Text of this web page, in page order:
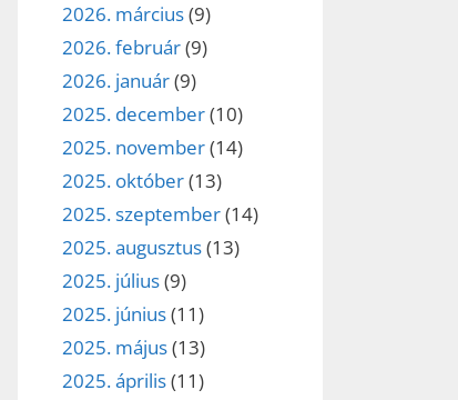
2026. március(9)
2026. február(9)
2026. január(9)
2025. december(10)
2025. november(14)
2025. október(13)
2025. szeptember(14)
2025. augusztus(13)
2025. július(9)
2025. június(11)
2025. május(13)
2025. április(11)